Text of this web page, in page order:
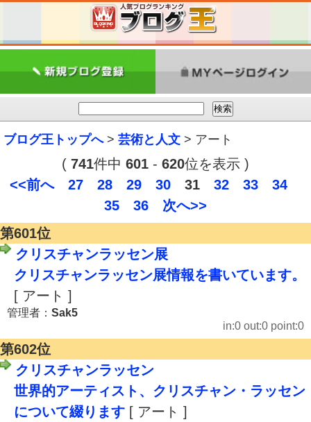
ブログ王トップへ> 芸術と人文 > アート
( 741件中 601 - 620位を表示 )
<<前へ
27 28 29 30 31 32 33
34
35
36
次へ>>
第601位
クリスチャンラッセン展
クリスチャンラッセン展情報を書いています。
[ アート ]
管理者： Sak5
in:0 out:0 point:0
第602位
クリスチャンラッセン
世界的アーティスト、クリスチャン・ラッセン
について綴ります [ アート ]